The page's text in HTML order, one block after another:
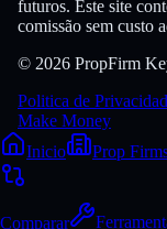
futuros. Este site
comissão sem custo
© 2026 PropFirm
Politica de
Make Money
Inicio
Prop
Comparar